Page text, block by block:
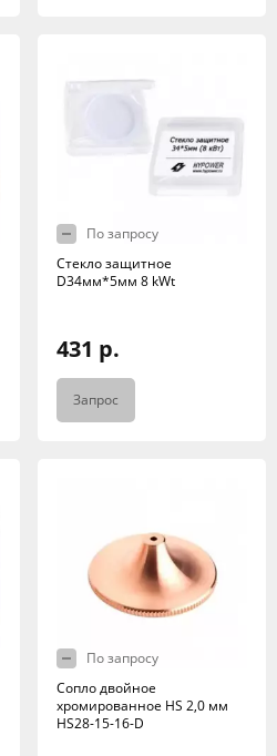
По запросу
Стекло защитное
D34мм*5мм 8 kWt
431 р.
Запрос
По запросу
Сопло двойное
хромированное HS 2,0 мм
HS28-15-16-D